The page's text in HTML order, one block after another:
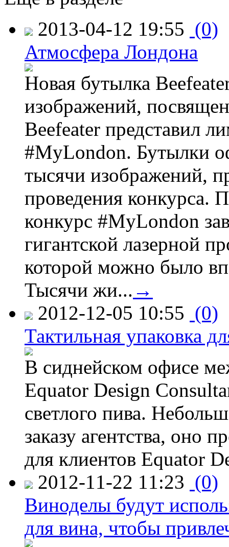
2013-04-12 19:55 (0)
Атмосфера Лондона
Новая бутылка
изображений,
Beefeater представил
#MyLondon. Бутылки
тысячи изображений,
проведения конкурса.
конкурс #MyLondon
гигантской лазерной
которой можно было
Тысячи жи... →
2012-12-05 10:55 (0)
Тактильная упаковка
В сиднейском офисе
Equator Design
светлого пива.
заказу агентства, оно
для клиентов Equator
2012-11-22 11:23 (0)
Виноделы будут
для вина, чтобы